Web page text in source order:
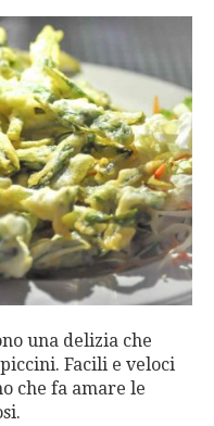
una delizia che
Facili e veloci
che fa amare le